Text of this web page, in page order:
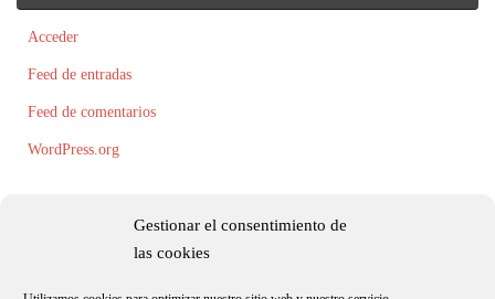
Gestionar el consentimiento de
las cookies
Acceder
Feed de entradas
Feed de comentarios
WordPress.org